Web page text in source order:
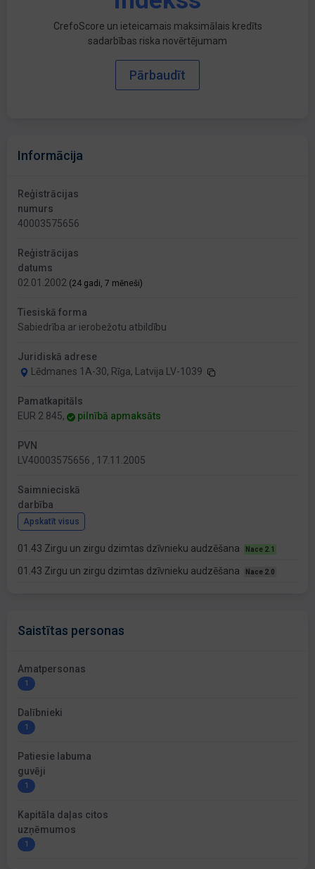
CrefoScore un ieteicamais maksimālais kredīts
sadarbības riska novērtējumam
Pārbaudīt
Informācija
Reģistrācijas
numurs
40003575656
Reģistrācijas
datums
02.01.2002 (24 gadi, 7 mēneši)
Tiesiskā forma
Sabiedrība ar ierobežotu atbildību
Juridiskā adrese
Lēdmanes 1A-30, Rīga, Latvija LV-1039
Pamatkapitāls
EUR 2 845,
pilnībā apmaksāts
PVN
LV40003575656 , 17.11.2005
Saimnieciskā
darbība
Apskatīt visus
01.43 Zirgu un zirgu dzimtas dzīvnieku audzēšana Nace 2.1
01.43 Zirgu un zirgu dzimtas dzīvnieku audzēšana Nace 2.0
Saistītas personas
Amatpersonas
1
Dalībnieki
1
Patiesie labuma
guvēji
1
Kapitāla daļas citos
uzņēmumos
1